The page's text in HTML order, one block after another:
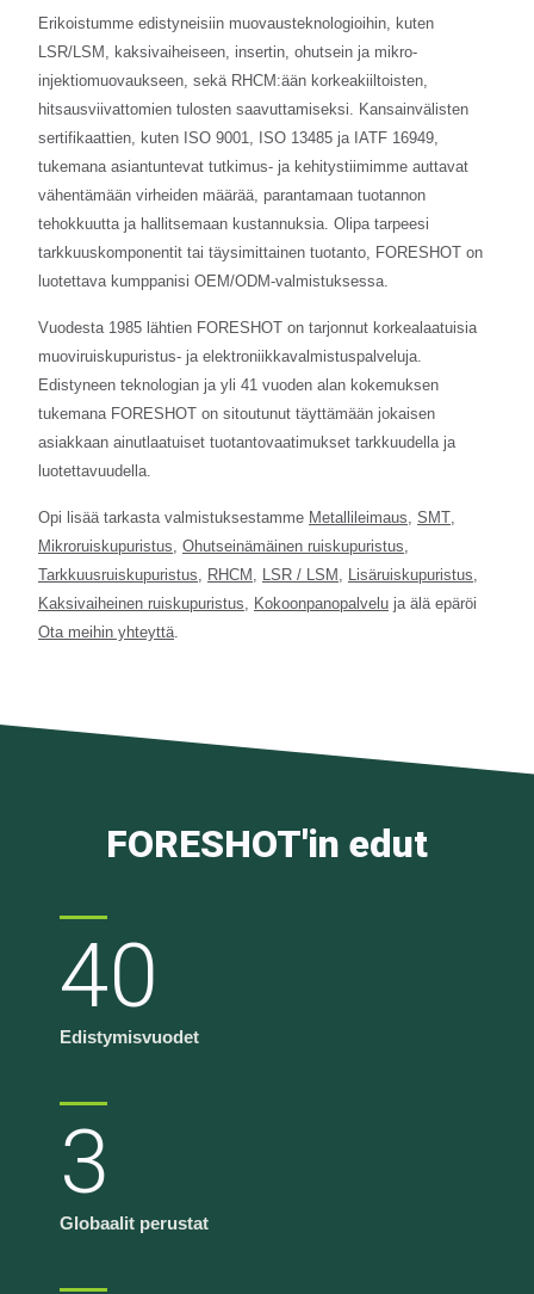
Erikoistumme edistyneisiin muovausteknologioihin, kuten
LSR/LSM, kaksivaiheiseen, insertin, ohutsein ja mikro-
injektiomuovaukseen, sekä RHCM:ään korkeakiiltoisten,
hitsausviivattomien tulosten saavuttamiseksi. Kansainvälisten
sertifikaattien, kuten ISO 9001, ISO 13485 ja IATF 16949,
tukemana asiantuntevat tutkimus- ja kehitystiimimme auttavat
vähentämään virheiden määrää, parantamaan tuotannon
tehokkuutta ja hallitsemaan kustannuksia. Olipa tarpeesi
tarkkuuskomponentit tai täysimittainen tuotanto, FORESHOT on
luotettava kumppanisi OEM/ODM-valmistuksessa.
Vuodesta 1985 lähtien FORESHOT on tarjonnut korkealaatuisia
muoviruiskupuristus- ja elektroniikkavalmistuspalveluja.
Edistyneen teknologian ja yli 41 vuoden alan kokemuksen
tukemana FORESHOT on sitoutunut täyttämään jokaisen
asiakkaan ainutlaatuiset tuotantovaatimukset tarkkuudella ja
luotettavuudella.
Opi lisää tarkasta valmistuksestamme Metallileimaus, SMT,
Mikroruiskupuristus, Ohutseinämäinen ruiskupuristus,
Tarkkuusruiskupuristus, RHCM , LSR / LSM , Lisäruiskupuristus,
Kaksivaiheinen ruiskupuristus, Kokoonpanopalvelu ja älä epäröi
Ota meihin yhteyttä.
FORESHOT'in edut
40
Edistymisvuodet
3
Globaalit perustat